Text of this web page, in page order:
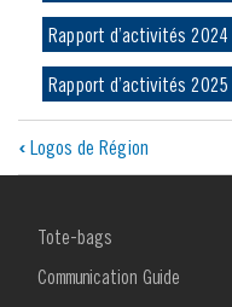
Rapport d’activités 2024
Rapport d’activités 2025
Liens
transversaux
de
livre
‹Logos de Région
MENU
FOOTER
Tote-bags
Communication Guide